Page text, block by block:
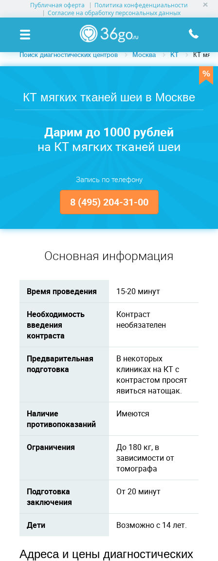
Публичная оферта
Политика конфеденциальности
Согласие на обработку персональных данных
УСЛУГИ КЛИНИК
КЛИНИКИ НА КАРТЕ
ПАМЯТКА ПАЦИЕНТУ
Поиск диагностических центров Москва КТ КТ
КТ мягких тканей шеи в Москве
Дарим до 1000 рублей
на КТ мягких тканей шеи
Запись по телефону
8 (495) 204-31-00
Основная информация
Время проведения 15-20 минут
Необходимость
введения
контраста
Контраст
необязателен
Предварительная
подготовка
В некоторых
клиниках на КТ с
контрастом просят
явиться натощак.
Наличие
противопоказаний
Имеются
Ограничения
До 180 кг, в
зависимости от
томографа
Подготовка
заключения
От 20 минут
Дети Возможно с 14 лет.
Адреса и цены диагностических